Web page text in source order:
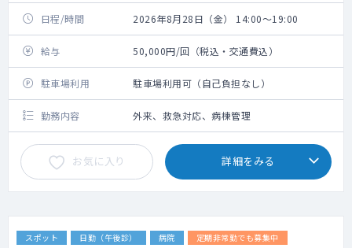
日程/時間 2026年8月28日（金） 14:00～19:00
給与 50,000円/回（税込・交通費込）
駐車場利用 駐車場利用可（自己負担なし）
勤務内容 外来、救急対応、病棟管理
お気に入り 詳細をみる
スポット 日勤（午後診） 病院
定期非常勤でも募集中